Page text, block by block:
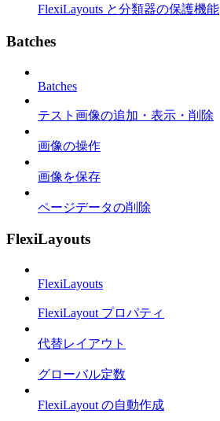
FlexiLayouts と分類器の保護機能
Batches
Batches
テスト画像の追加・表示・削除
画像の操作
画像を保存
ページデータの削除
FlexiLayouts
FlexiLayouts
FlexiLayout プロパティ
代替レイアウト
グローバル定数
FlexiLayout の自動作成